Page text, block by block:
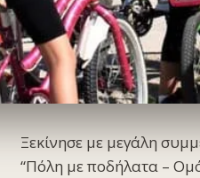
Ξεκίνησε με μεγάλη
“Πόλη με ποδήλατα –